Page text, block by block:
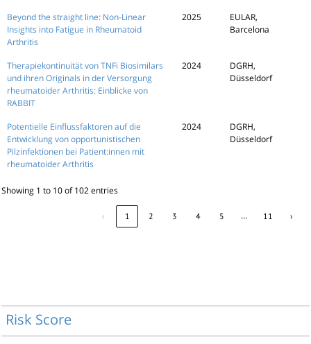
Beyond the straight line: Non-Linear
Insights into Fatigue in Rheumatoid
Arthritis
2025
EULAR,
Barcelona
Therapiekontinuität von TNFi Biosimilars
und ihren Originals in der Versorgung
rheumatoider Arthritis: Einblicke von
RABBIT
2024
DGRH,
Düsseldorf
Potentielle Einflussfaktoren auf die
Entwicklung von opportunistischen
Pilzinfektionen bei Patient:innen mit
rheumatoider Arthritis
2024
DGRH,
Düsseldorf
Showing 1 to 10 of 102 entries
‹ 1 2 3 4 5 … 11 ›
Risk Score